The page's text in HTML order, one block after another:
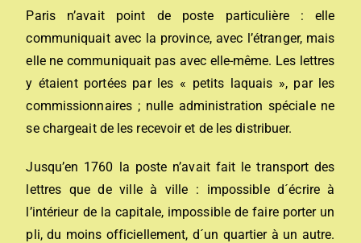
Paris n’avait point de poste particulière : elle
communiquait avec la province, avec l’étranger, mais
elle ne communiquait pas avec elle-même. Les lettres
y étaient portées par les « petits laquais », par les
commissionnaires ; nulle administration spéciale ne
se chargeait de les recevoir et de les distribuer.
Jusqu’en 1760 la poste n’avait fait le transport des
lettres que de ville à ville : impossible d´écrire à
l’intérieur de la capitale, impossible de faire porter un
pli, du moins officiellement, d´un quartier à un autre.